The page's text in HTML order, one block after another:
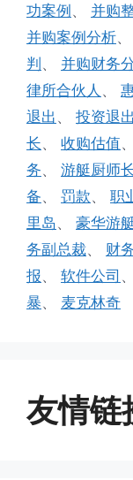
功案例、 并购
并购案例分析、
判、 并购财务
律所合伙人 、
退出 、 投资退出
长、 收购估值、
务、 游艇厨师
备、 罚款、 职
里岛、 豪华游
务副总裁、 财
报、 软件公司 、
暴、 麦克林奇
友情链